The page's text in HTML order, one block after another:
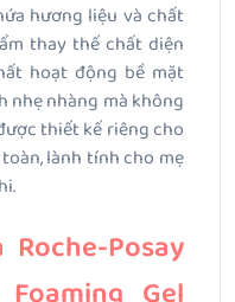
hương liệu và chất
thay thế chất diện
hoạt động bề mặt
nhẹ nhàng mà không
thiết kế riêng cho
lành tính cho mẹ
Posay